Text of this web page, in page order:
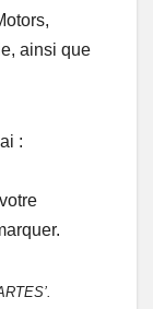
ainsi que
: